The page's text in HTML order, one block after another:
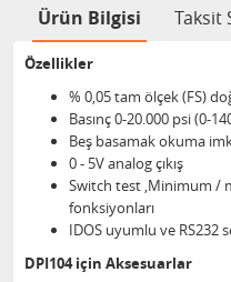
Ürün Bilgisi Taksit
Özellikler
% 0,05 tam ölçek (FS)
Basınç 0-20.000 psi (0-
Beş basamak okuma
0 - 5V analog çıkış
Switch test ,Minimum /
fonksiyonları
IDOS uyumlu ve RS232
DPI104 için Aksesuarlar